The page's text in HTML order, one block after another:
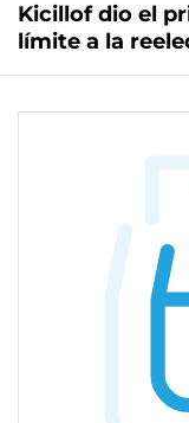
Kicillof dio el
límite a la